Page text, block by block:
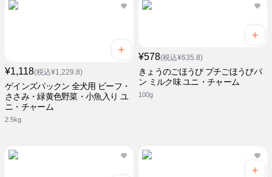
¥1,118(税込¥1,229.8)
ゲインズパックン 全犬用 ビーフ・
ささみ・緑黄色野菜・小魚入り ユ
ニ・チャーム
2.5kg
¥578(税込¥635.8)
きょうのごほうび プチごほうびパ
ン ミルク味 ユニ・チャーム
100g